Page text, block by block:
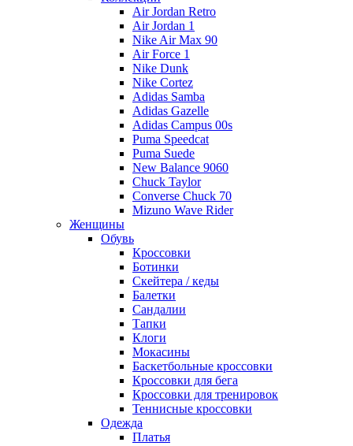
Air Jordan Retro
Air Jordan 1
Nike Air Max 90
Air Force 1
Nike Dunk
Nike Cortez
Adidas Samba
Adidas Gazelle
Adidas Campus 00s
Puma Speedcat
Puma Suede
New Balance 9060
Chuck Taylor
Converse Chuck 70
Mizuno Wave Rider
Женщины
Обувь
Кроссовки
Ботинки
Скейтера / кеды
Балетки
Сандалии
Тапки
Клоги
Мокасины
Баскетбольные кроссовки
Кроссовки для бега
Кроссовки для тренировок
Теннисные кроссовки
Одежда
Платья